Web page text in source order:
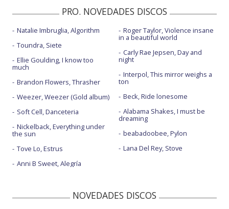
PRO. NOVEDADES DISCOS
Natalie Imbruglia, Algorithm
Toundra, Siete
Ellie Goulding, I know too
much
Brandon Flowers, Thrasher
Weezer, Weezer (Gold album)
Soft Cell, Danceteria
Nickelback, Everything under
the sun
Tove Lo, Estrus
Anni B Sweet, Alegría
Roger Taylor, Violence insane
in a beautiful world
Carly Rae Jepsen, Day and
night
Interpol, This mirror weighs a
ton
Beck, Ride lonesome
Alabama Shakes, I must be
dreaming
beabadoobee, Pylon
Lana Del Rey, Stove
NOVEDADES DISCOS